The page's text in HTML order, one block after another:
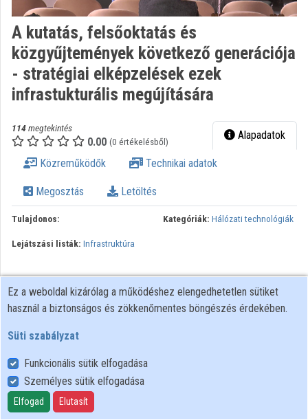
Bejelentkezés
Intézményi felfedezés
Kategóriák
Intézményi listák
Intézmények
Közreműködők
A kutatás, felsőoktatás és
közgyűjtemények következő generációja
- stratégiai elképzelések ezek
infrastukturális megújítására
114megtekintés
0.00 (0 értékelésből) Alapadatok
Közreműködők Technikai adatok
Megosztás Letöltés
Tulajdonos: Kategóriák: Hálózati technológiák
Lejátszási listák: Infrastruktúra
Felhasználói szabályzat
Adatkezelési tájékoztató
Süti szabályzat
Ez a weboldal kizárólag a működéshez elengedhetetlen sütiket
használ a biztonságos és zökkenőmentes böngészés érdekében.
Süti szabályzat
Funkcionális sütik elfogadása
Személyes sütik elfogadása
Elfogad Elutasít